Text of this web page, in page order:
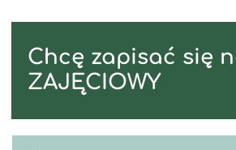
Chcę zapisać się
ZAJĘCIOWY